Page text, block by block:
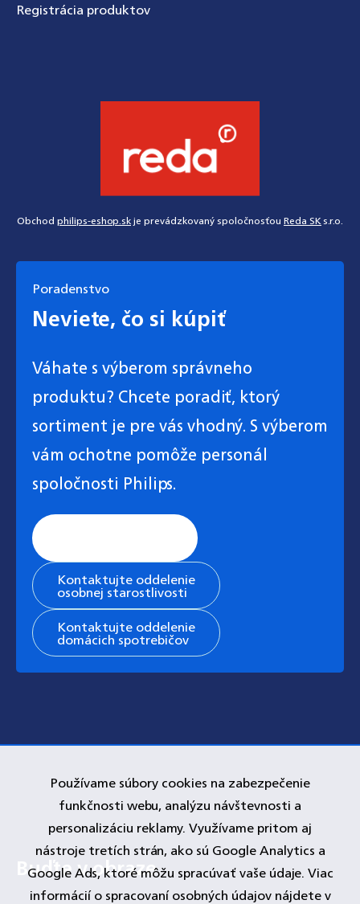
Používame súbory cookies na zabezpečenie
funkčnosti webu, analýzu návštevnosti a
personalizáciu reklamy. Využívame pritom aj
nástroje tretích strán, ako sú Google Analytics a
Google Ads, ktoré môžu spracúvať vaše údaje. Viac
informácií o spracovaní osobných údajov nájdete v
Registrácia produktov
Obchodphilips-eshop.skje prevádzkovaný spoločnosťouReda SKs.r.o.
Poradenstvo
Neviete, čo si kúpiť
Váhate s výberom správneho
produktu? Chcete poradiť, ktorý
sortiment je pre vás vhodný. S výberom
vám ochotne pomôže personál
spoločnosti Philips.
Kontaktujte oddelenie
osobnej starostlivosti
Kontaktujte oddelenie
domácich spotrebičov